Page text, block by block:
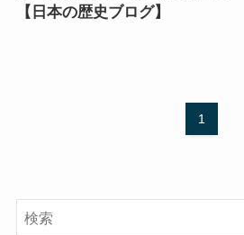
【日本の歴史ブログ】
1